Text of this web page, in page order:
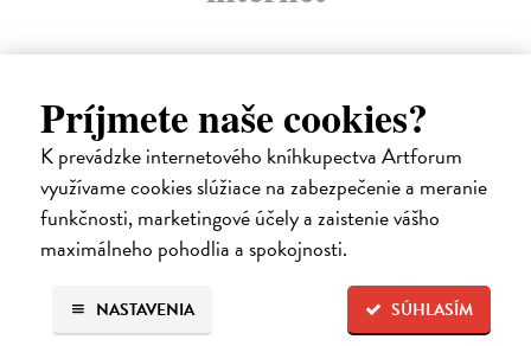
Príjmete naše cookies?
K prevádzke internetového kníhkupectva Artforum
využívame cookies slúžiace na zabezpečenie a meranie
funkčnosti, marketingové účely a zaistenie vášho
maximálneho pohodlia a spokojnosti.
SÚHLASÍM
NASTAVENIA
E-KNIHA